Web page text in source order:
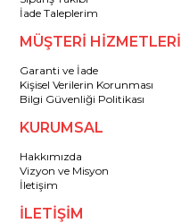
İade Taleplerim
MÜŞTERİ HİZMETLERİ
Garanti ve İade
Kişisel Verilerin Korunması
Bilgi Güvenliği Politikası
KURUMSAL
Hakkımızda
Vizyon ve Misyon
İletişim
İLETİŞİM